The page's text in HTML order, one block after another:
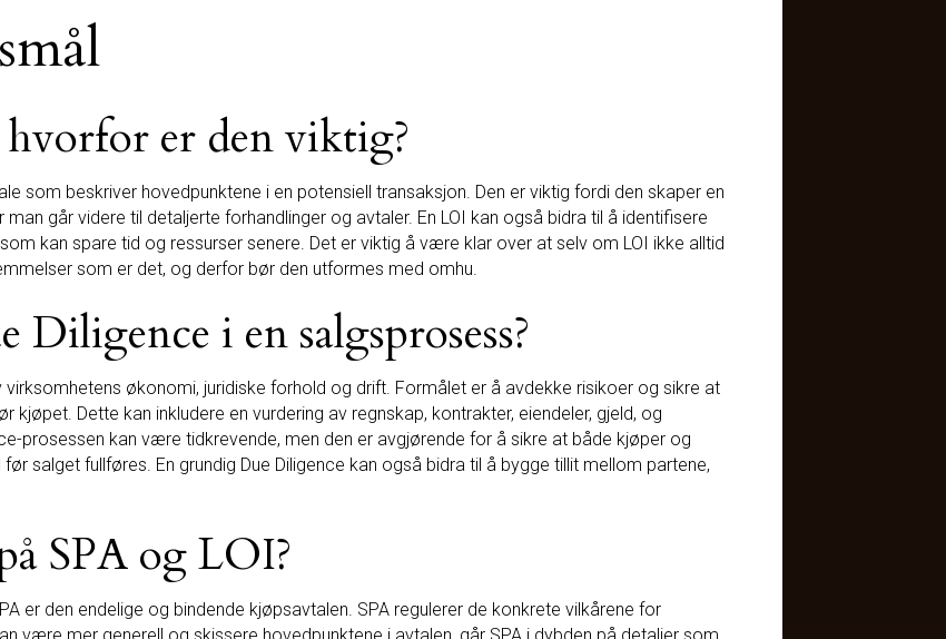
er den viktig?
som beskriver hovedpunktene i en potensiell transaksjon. Den er viktig fordi den skaper en
går videre til detaljerte forhandlinger og avtaler. En LOI kan også bidra til å identifisere
kan spare tid og ressurser senere. Det er viktig å være klar over at selv om LOI ikke alltid
som er det, og derfor bør den utformes med omhu.
i en salgsprosess?
virksomhetens økonomi, juridiske forhold og drift. Formålet er å avdekke risikoer og sikre at
Dette kan inkludere en vurdering av regnskap, kontrakter, eiendeler, gjeld, og
prosessen kan være tidkrevende, men den er avgjørende for å sikre at både kjøper og
salget fullføres. En grundig Due Diligence kan også bidra til å bygge tillit mellom partene,
SPA og LOI?
er den endelige og bindende kjøpsavtalen. SPA regulerer de konkrete vilkårene for